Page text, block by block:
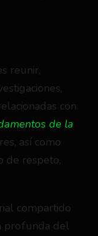
reunir,
con
de la
así como
de respeto,
compartido
profunda del